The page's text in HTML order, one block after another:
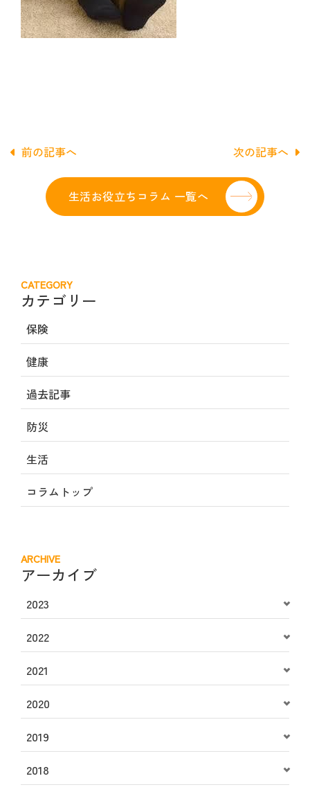
前の記事へ 次の記事へ
生活お役立ちコラム 一覧へ
CATEGORY
カテゴリー
保険
健康
過去記事
防災
生活
コラムトップ
ARCHIVE
アーカイブ
2023
2022
2021
2020
2019
2018